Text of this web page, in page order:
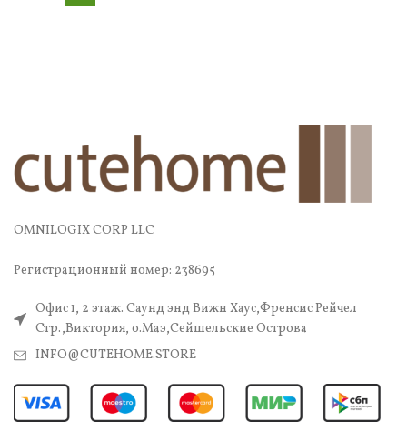
OMNILOGIX CORP LLC
Регистрационный номер: 238695
Офис 1, 2 этаж. Саунд энд Вижн Хаус,Френсис Рейчел
Стр.,Виктория, о.Маэ,Сейшельские Острова
INFO@CUTEHOME.STORE